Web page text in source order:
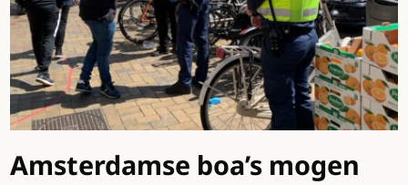
Amsterdamse boa’s mogen